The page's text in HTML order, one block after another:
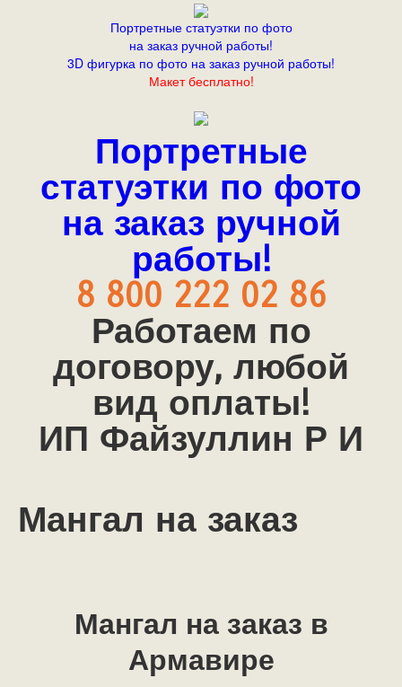
Портретные статуэтки по фото
на заказ ручной работы!
3D фигурка по фото на заказ ручной работы!
Макет бесплатно!
Портретные
статуэтки по фото
на заказ ручной
работы!
8 800 222 02 86
Работаем по
договору, любой
вид оплаты!
ИП Файзуллин Р И
Мангал на заказ
Мангал на заказ в
Армавире